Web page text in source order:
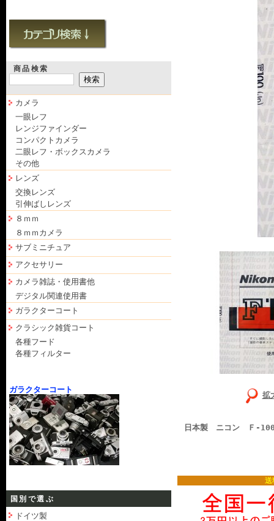
商品検索
カメラ
一眼レフ
レンジファインダー
コンパクトカメラ
二眼レフ・ボックスカメラ
その他
レンズ
交換レンズ
引伸ばしレンズ
８ｍｍ
８ｍｍカメラ
サブミニチュア
アクセサリー
カメラ雑誌・使用書他
デジタル関連使用書
ガラクターコート
クラシック雑貨コート
各種フード
各種フィルター
ガラクターコート
国別で選ぶ
ドイツ製
拡
日本製 ニコン Ｆ-
送